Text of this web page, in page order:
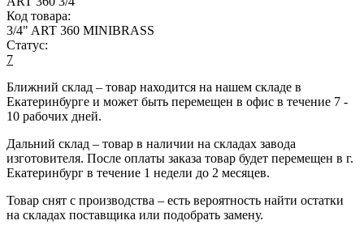
Код товара:
3/4" ART 360 MINIBRASS
Статус:
7
Ближний склад – товар находится на нашем складе в
Екатеринбурге и может быть перемещен в офис в течение 7 -
10 рабочих дней.
Дальний склад – товар в наличии на складах завода
изготовителя. После оплаты заказа товар будет перемещен в г.
Екатеринбург в течение 1 недели до 2 месяцев.
Товар снят с производства – есть вероятность найти остатки
на складах поставщика или подобрать замену.